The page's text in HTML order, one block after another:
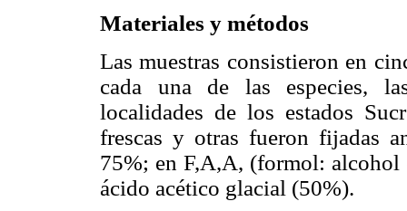
Materiales y métodos
Las muestras consistieron en
cada una de las especies,
localidades de los estados
frescas y otras fueron fijadas
75%; en F,A,A, (formol:
ácido acético glacial (50%).